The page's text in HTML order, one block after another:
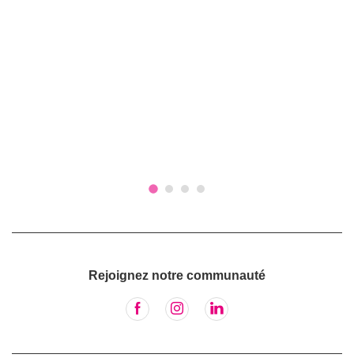
Rejoignez notre communauté